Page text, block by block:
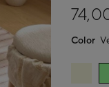
Color